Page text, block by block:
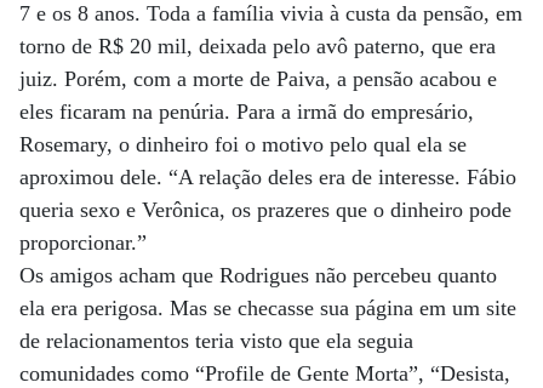
7 e os 8 anos. Toda a família vivia à custa da pensão, em
torno de R$ 20 mil, deixada pelo avô paterno, que era
juiz. Porém, com a morte de Paiva, a pensão acabou e
eles ficaram na penúria. Para a irmã do empresário,
Rosemary, o dinheiro foi o motivo pelo qual ela se
aproximou dele. “A relação deles era de interesse. Fábio
queria sexo e Verônica, os prazeres que o dinheiro pode
proporcionar.”
Os amigos acham que Rodrigues não percebeu quanto
ela era perigosa. Mas se checasse sua página em um site
de relacionamentos teria visto que ela seguia
comunidades como “Profile de Gente Morta”, “Desista,